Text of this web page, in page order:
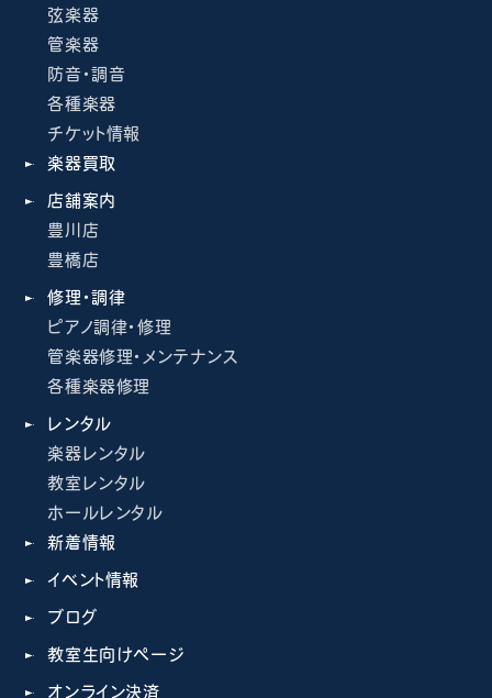
弦楽器
管楽器
防音・調音
各種楽器
チケット情報
楽器買取
店舗案内
豊川店
豊橋店
修理・調律
ピアノ調律・修理
管楽器修理・メンテナンス
各種楽器修理
レンタル
楽器レンタル
教室レンタル
ホールレンタル
新着情報
イベント情報
ブログ
教室生向けページ
オンライン決済